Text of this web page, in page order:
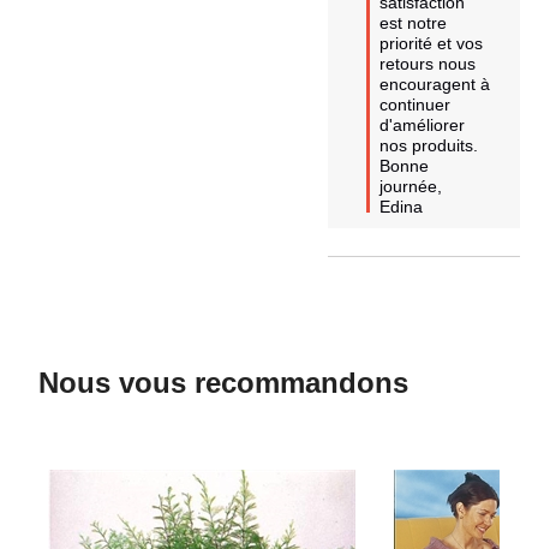
est notre
priorité et vos
retours nous
encouragent à
continuer
d'améliorer
nos produits.
Bonne
journée,
Edina
Nous vous recommandons